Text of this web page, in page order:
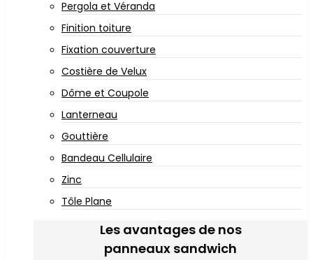
Pergola et Véranda
Finition toiture
Fixation couverture
Costière de Velux
Dôme et Coupole
Lanterneau
Gouttière
Bandeau Cellulaire
Zinc
Tôle Plane
Les avantages de nos
panneaux sandwich